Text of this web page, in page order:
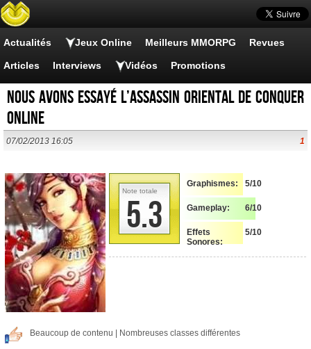
Actualités Jeux Online Meilleurs MMORPG Revues
Articles Interviews Vidéos Promotions
Nous avons essayé l’Assassin Oriental de Conquer
Online
07/02/2013 16:05 1
5.3
Note totale
Graphismes: 5/10
Gameplay: 6/10
Effets
Sonores:
5/10
Beaucoup de contenu | Nombreuses classes différentes